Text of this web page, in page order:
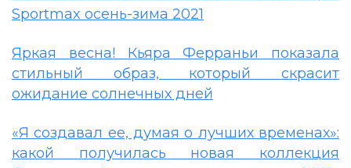
Sportmax осень-зима 2021
Яркая весна! Кьяра Ферраньи показала
стильный образ, который скрасит
ожидание солнечных дней
«Я создавал ее, думая о лучших временах»:
какой получилась новая коллекция